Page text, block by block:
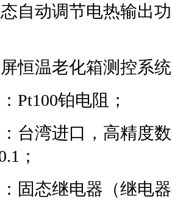
自动调节电热输出
恒温老化箱测控系统
Pt100铂电阻；
台湾进口，高精度
；
固态继电器（继电